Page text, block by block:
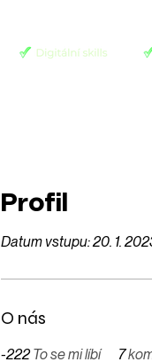
Profil
Datum vstupu: 20. 1.
O nás
-222 To se mi líbí 7